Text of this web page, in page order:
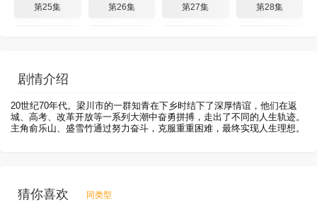
第25集 第26集 第27集 第28集
剧情介绍
20世纪70年代。梁川市的一群知青在下乡时结下了深厚情谊，他们在返
城、高考、改革开放等一系列大潮中奋勇拼搏，走出了不同的人生轨迹。
主角俞乐山、盛雪竹通过努力奋斗，克服重重困难，最终实现人生理想。
猜你喜欢 同类型